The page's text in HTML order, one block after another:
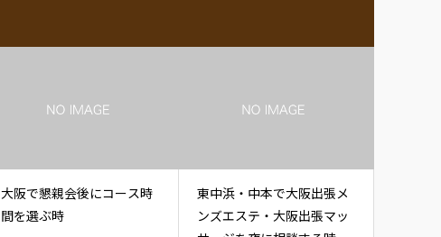
大阪で懇親会後にコース時
間を選ぶ時
東中浜・中本で大阪出張メ
ンズエステ・大阪出張マッ